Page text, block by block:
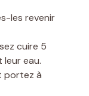
les revenir
cuire 5
leur eau.
portez à